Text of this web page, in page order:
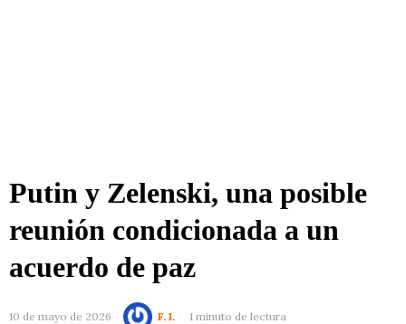
Putin y Zelenski, una posible
reunión condicionada a un
acuerdo de paz
10 de mayo de 2026 F. I. 1 minuto de lectura